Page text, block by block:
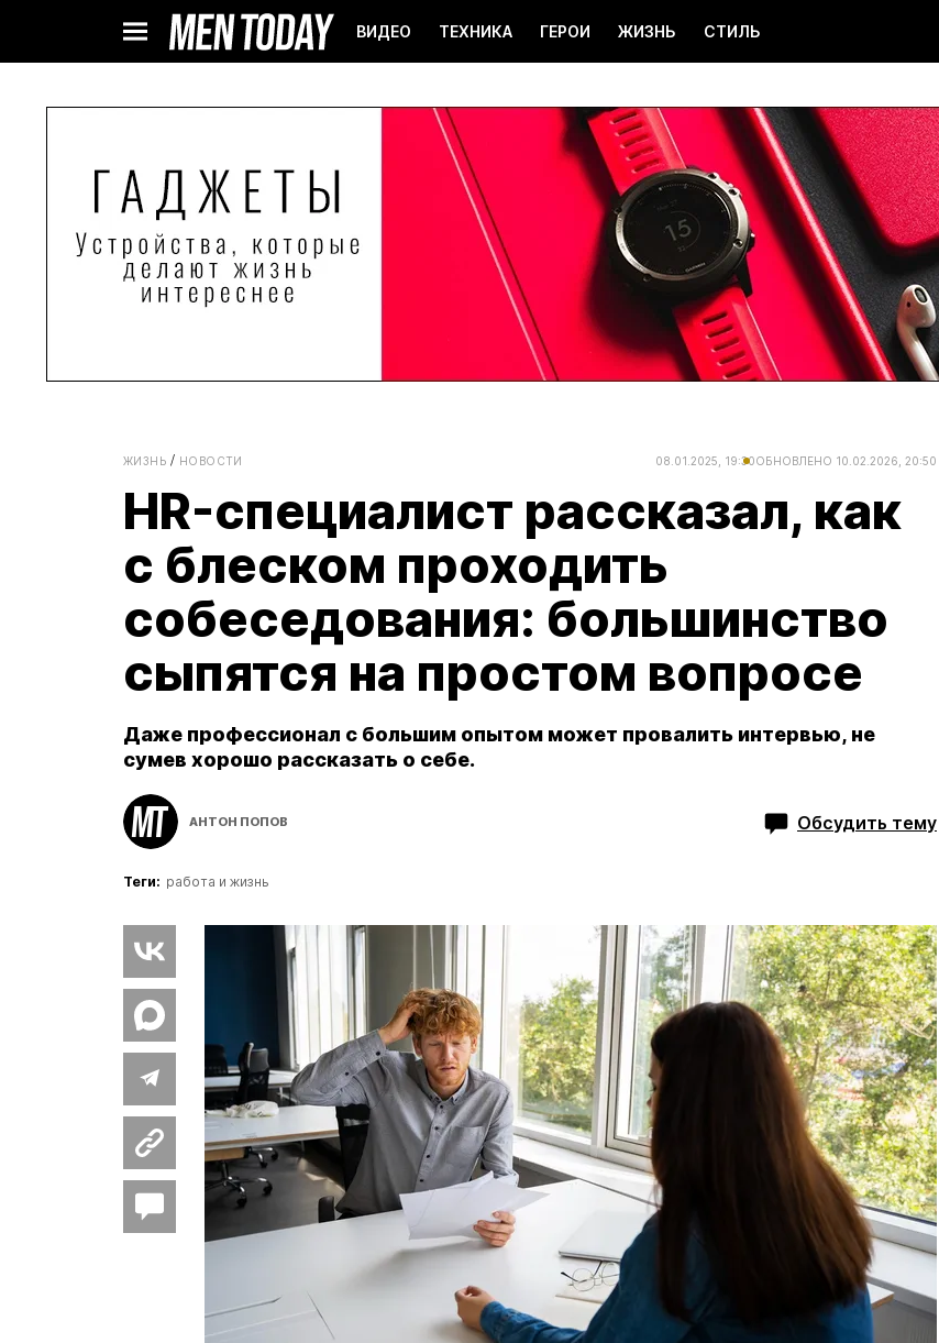
ВИДЕО ТЕХНИКА ГЕРОИ ЖИЗНЬ СТИЛЬ
ЖИЗНЬ НОВОСТИ 08.01.2025, 19:30ОБНОВЛЕНО 10.02.2026, 20:50
HR-специалист рассказал, как
с блеском проходить
собеседования: большинство
сыпятся на простом вопросе
Даже профессионал с большим опытом может провалить интервью, не
сумев хорошо рассказать о себе.
АНТОН ПОПОВ Обсудить тему
Теги: работа и жизнь